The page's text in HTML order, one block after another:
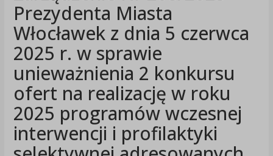
Prezydenta Miasta
Włocławek z dnia 5 czerwca
2025 r. w sprawie
unieważnienia 2 konkursu
ofert na realizację w roku
2025 programów wczesnej
interwencji i profilaktyki